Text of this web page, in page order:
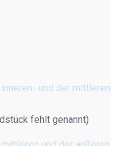
und der mittleren
fehlt genannt)